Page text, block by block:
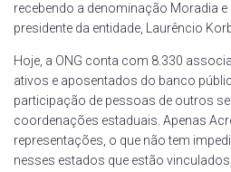
recebendo a denominação Moradia e
presidente da entidade, Laurêncio
Hoje, a ONG conta com 8.330
ativos e aposentados do banco
participação de pessoas de outros
coordenações estaduais. Apenas
representações, o que não tem
nesses estados que estão